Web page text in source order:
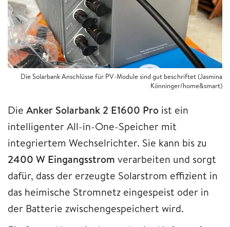
Die Solarbank Anschlüsse für PV-Module sind gut beschriftet (Jasmina
Könninger/home&smart)
Die Anker Solarbank 2 E1600 Pro ist ein
intelligenter All-in-One-Speicher mit
integriertem Wechselrichter. Sie kann bis zu
2400 W Eingangsstrom verarbeiten und sorgt
dafür, dass der erzeugte Solarstrom effizient in
das heimische Stromnetz eingespeist oder in
der Batterie zwischengespeichert wird.